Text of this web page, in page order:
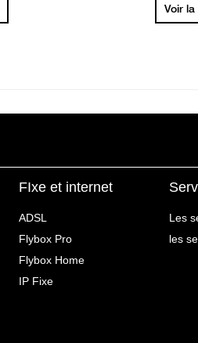
Voir
FIxe et internet
ADSL
Flybox Pro
Flybox Home
IP Fixe
Les
les